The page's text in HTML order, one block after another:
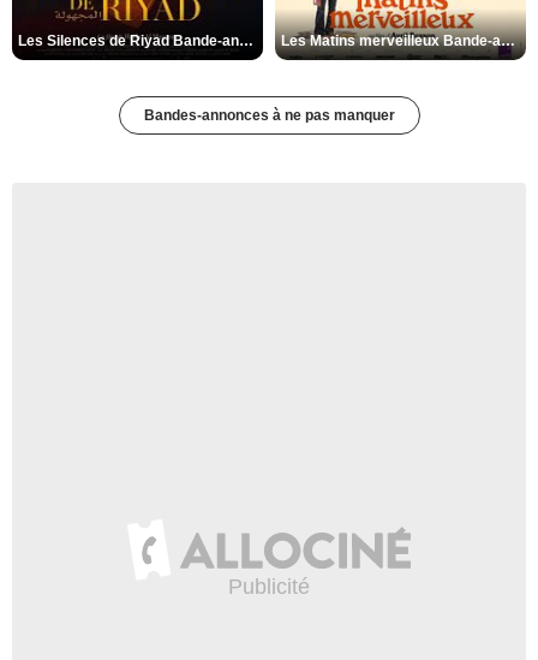
Les Silences de Riyad Bande-annonce VO STFR Les Matins merveilleux Bande-annonce VF
Bandes-annonces à ne pas manquer